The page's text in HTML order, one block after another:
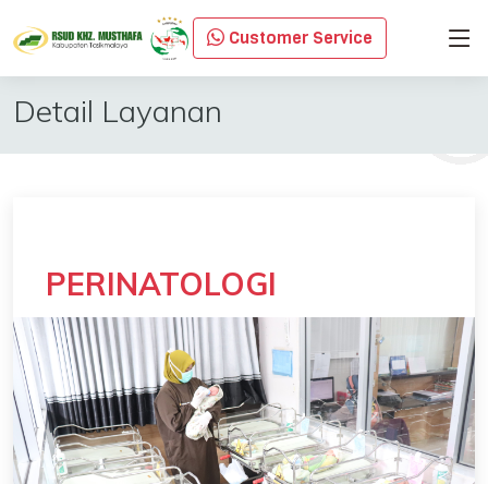
Customer Service
Detail Layanan
PERINATOLOGI